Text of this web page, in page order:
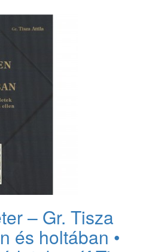
– Gr. Tisza
és holtában •